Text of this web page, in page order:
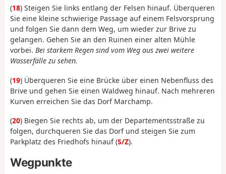
(18) Steigen Sie links entlang der Felsen hinauf. Überqueren
Sie eine kleine schwierige Passage auf einem Felsvorsprung
und folgen Sie dann dem Weg, um wieder zur Brive zu
gelangen. Gehen Sie an den Ruinen einer alten Mühle
vorbei. Bei starkem Regen sind vom Weg aus zwei weitere
Wasserfälle zu sehen.
(19) Überqueren Sie eine Brücke über einen Nebenfluss des
Brive und gehen Sie einen Waldweg hinauf. Nach mehreren
Kurven erreichen Sie das Dorf Marchamp.
(20) Biegen Sie rechts ab, um der Departementsstraße zu
folgen, durchqueren Sie das Dorf und steigen Sie zum
Parkplatz des Friedhofs hinauf (S/Z).
Wegpunkte